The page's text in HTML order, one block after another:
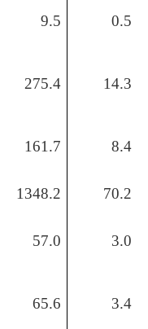
9.5 0.5
275.4 14.3
161.7 8.4
1348.2
70.2
57.0 3.0
65.6 3.4